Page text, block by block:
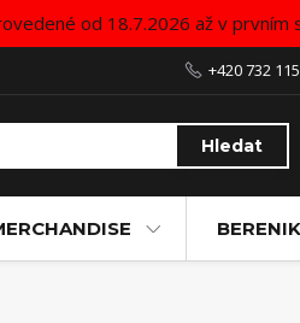
od 18.7.2026 až v prvním
Hledat
+420 732